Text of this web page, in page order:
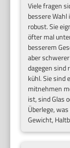
Viele fragen
bessere
robust. Sie
öfter mal
besserem
aber
dagegen sind
kühl. Sie sind
mitnehmen
ist, sind Glas
Überlege,
Gewicht,